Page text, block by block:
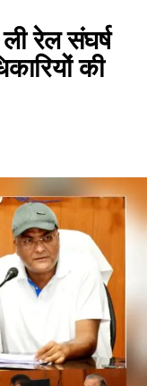
रेल संघर्ष
की